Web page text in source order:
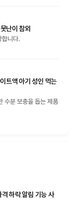
난이 참외
합니다.
트액 아기 성인 먹는
수분 보충을 돕는 제품
하락 알림 기능 사